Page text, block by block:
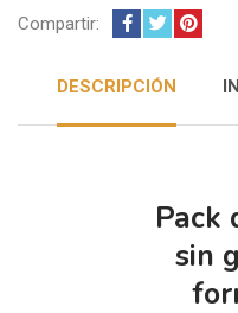
cantidad
Compartir:
DESCRIPCIÓN
Pack
sin